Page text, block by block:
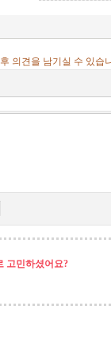
의견을 남기실 수 있습
고민하셨어요?